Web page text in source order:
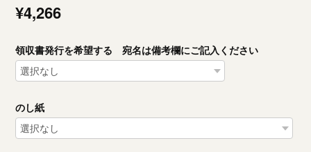
¥4,266
領収書発行を希望する 宛名は備考欄にご記入ください
のし紙